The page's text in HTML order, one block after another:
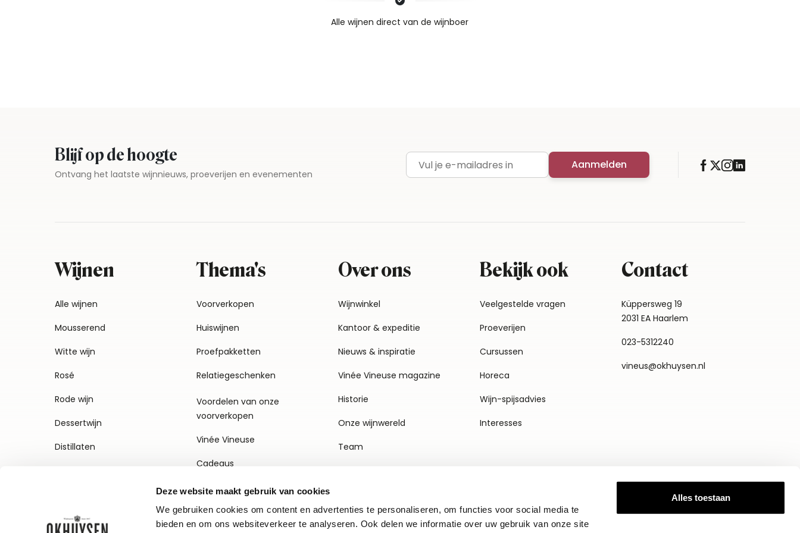
Deze website maakt gebruik van cookies
We gebruiken cookies om content en advertenties te personaliseren, om functies voor social media te
bieden en om ons websiteverkeer te analyseren. Ook delen we informatie over uw gebruik van onze site
Alles toestaan
Nieuws & inspiratie in Vineé Vineuse
Alle wijnen direct van de wijnboer
Blijf op de hoogte
Ontvang het laatste wijnnieuws, proeverijen en evenementen E-mailadres Aanmelden
Wijnen
Alle wijnen
Mousserend
Witte wijn
Rosé
Rode wijn
Dessertwijn
Distillaten
Thema's
Voorverkopen
Huiswijnen
Proefpakketten
Relatiegeschenken
Voordelen van onze
voorverkopen
Vinée Vineuse
Cadeaus
Over ons
Wijnwinkel
Kantoor & expeditie
Nieuws & inspiratie
Vinée Vineuse magazine
Historie
Onze wijnwereld
Team
Contact
Bekijk ook
Veelgestelde vragen
Proeverijen
Cursussen
Horeca
Wijn-spijsadvies
Interesses
Contact
Küppersweg 19
2031 EA Haarlem
023-5312240
vineus@okhuysen.nl